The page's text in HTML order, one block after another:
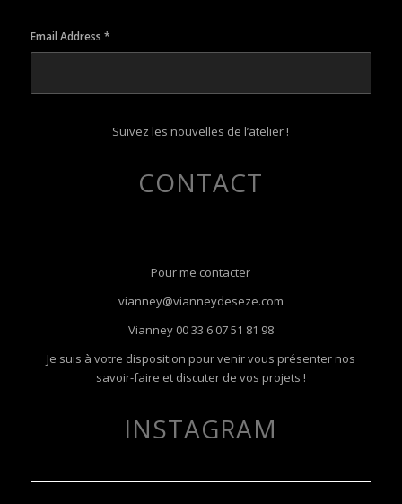
Email Address *
Suivez les nouvelles de l’atelier !
CONTACT
Pour me contacter
vianney@vianneydeseze.com
Vianney 00 33 6 07 51 81 98
Je suis à votre disposition pour venir vous présenter nos
savoir-faire et discuter de vos projets !
INSTAGRAM